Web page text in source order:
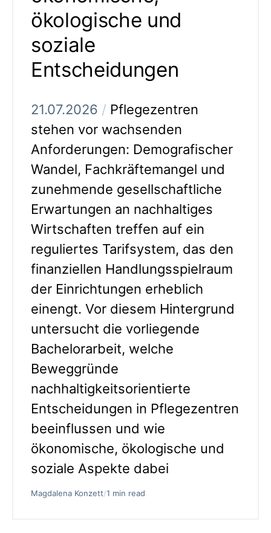
ökologische und
soziale
Entscheidungen
21.07.2026 / Pflegezentren
stehen vor wachsenden
Anforderungen: Demografischer
Wandel, Fachkräftemangel und
zunehmende gesellschaftliche
Erwartungen an nachhaltiges
Wirtschaften treffen auf ein
reguliertes Tarifsystem, das den
finanziellen Handlungsspielraum
der Einrichtungen erheblich
einengt. Vor diesem Hintergrund
untersucht die vorliegende
Bachelorarbeit, welche
Beweggründe
nachhaltigkeitsorientierte
Entscheidungen in Pflegezentren
beeinflussen und wie
ökonomische, ökologische und
soziale Aspekte dabei
Magdalena Konzett/1 min read